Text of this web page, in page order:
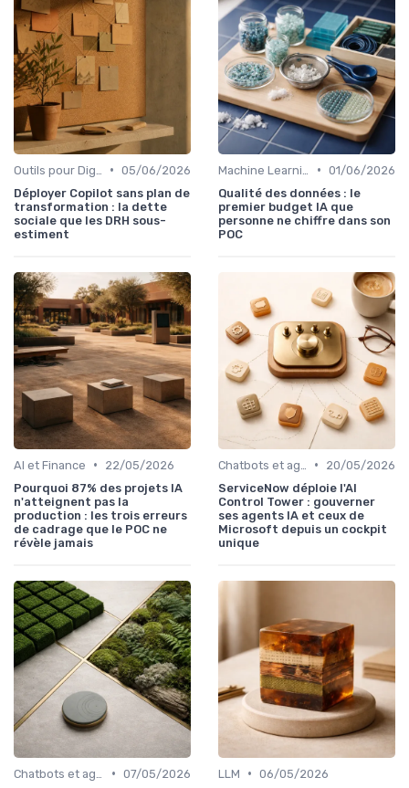
• 05/06/2026
Déployer Copilot sans plan de
transformation : la dette
sociale que les DRH sous-
estiment
• 01/06/2026
Qualité des données : le
premier budget IA que
personne ne chiffre dans son
POC
AI et Finance •
22/05/2026
Pourquoi 87% des projets IA
n'atteignent pas la
production : les trois erreurs
de cadrage que le POC ne
révèle jamais
•
20/05/2026
ServiceNow déploie l'AI
Control Tower : gouverner
ses agents IA et ceux de
Microsoft depuis un cockpit
unique
• 07/05/2026
LLM • 06/05/2026